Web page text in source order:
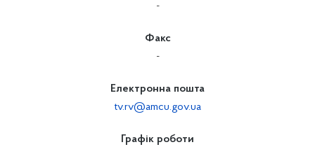
-
Факс
-
Електронна пошта
tv.rv@amcu.gov.ua
Графік роботи